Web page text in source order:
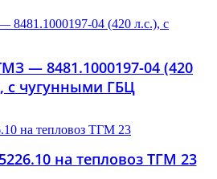
— 8481.1000197-04 (420
с чугунными ГБЦ
на тепловоз ТГМ 23